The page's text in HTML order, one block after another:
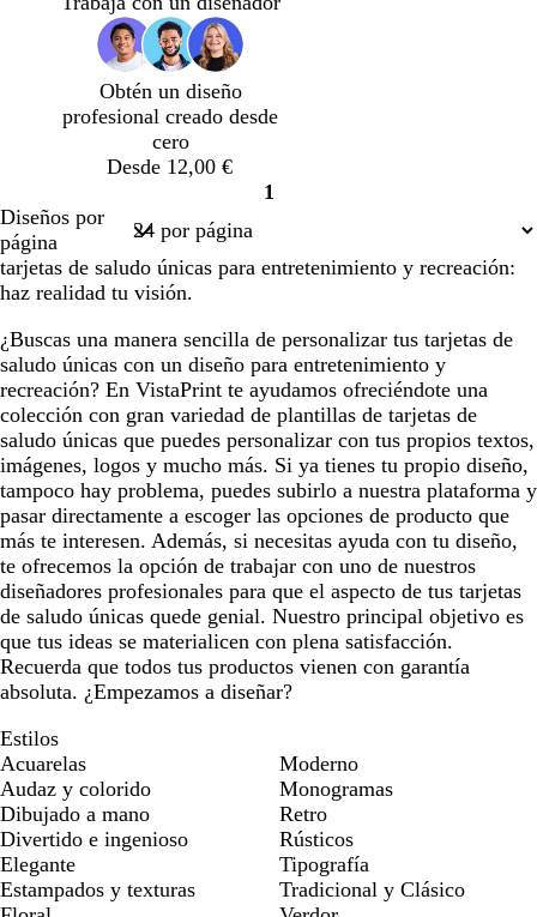
a
Obtén un diseño
profesional creado desde
cero
Desde 12,00 €
Página
1
Diseños por
página
tarjetas de saludo únicas para entretenimiento y recreación:
haz realidad tu visión.
¿Buscas una manera sencilla de personalizar tus tarjetas de
saludo únicas con un diseño para entretenimiento y
recreación? En VistaPrint te ayudamos ofreciéndote una
colección con gran variedad de plantillas de tarjetas de
saludo únicas que puedes personalizar con tus propios textos,
imágenes, logos y mucho más. Si ya tienes tu propio diseño,
tampoco hay problema, puedes subirlo a nuestra plataforma y
pasar directamente a escoger las opciones de producto que
más te interesen. Además, si necesitas ayuda con tu diseño,
te ofrecemos la opción de trabajar con uno de nuestros
diseñadores profesionales para que el aspecto de tus tarjetas
de saludo únicas quede genial. Nuestro principal objetivo es
que tus ideas se materialicen con plena satisfacción.
Recuerda que todos tus productos vienen con garantía
absoluta. ¿Empezamos a diseñar?
Estilos
Acuarelas
Audaz y colorido
Dibujado a mano
Divertido e ingenioso
Elegante
Estampados y texturas
Moderno
Monogramas
Retro
Rústicos
Tipografía
Tradicional y Clásico